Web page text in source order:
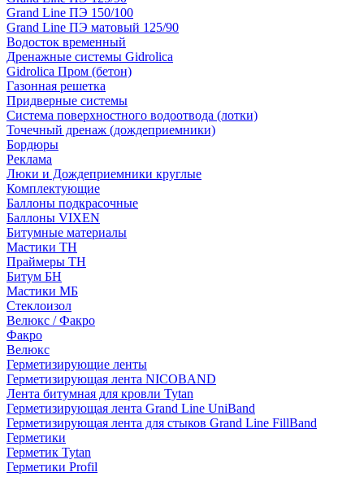
Grand Line ПЭ 150/100
Grand Line ПЭ матовый 125/90
Водосток временный
Дренажные системы Gidrolica
Gidrolica Пром (бетон)
Газонная решетка
Придверные системы
Система поверхностного водоотвода (лотки)
Точечный дренаж (дождеприемники)
Бордюры
Рекламa
Люки и Дождеприемники круглые
Комплектующие
Баллоны подкрасочные
Баллоны VIXEN
Битумные материалы
Мастики ТН
Праймеры ТН
Битум БН
Мастики МБ
Стеклоизол
Велюкс / Факро
Факро
Велюкс
Герметизирующие ленты
Герметизирующая лента NICOBAND
Лента битумная для кровли Tytan
Герметизирующая лента Grand Line UniBand
Герметизирующая лента для стыков Grand Line FillBand
Герметики
Герметик Tytan
Герметики Profil